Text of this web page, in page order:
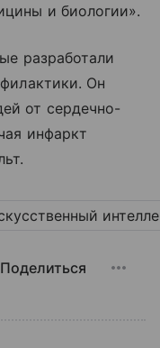
и биологии».
разработали
Он
от сердечно-
инфаркт
Поделиться